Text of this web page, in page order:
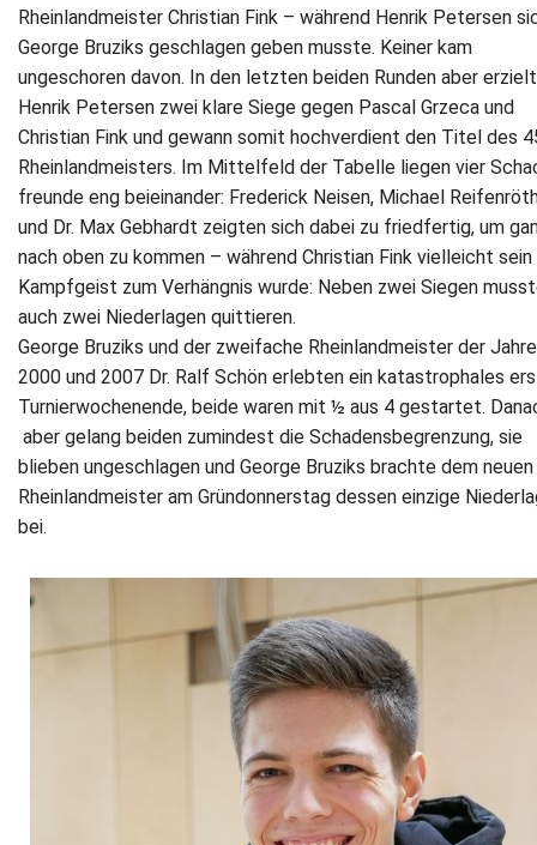
Rheinlandmeister Christian Fink – während Henrik Petersen
George Bruziks geschlagen geben musste. Keiner kam
ungeschoren davon. In den letzten beiden Runden aber
Henrik Petersen zwei klare Siege gegen Pascal Grzeca und
Christian Fink und gewann somit hochverdient den Titel des
Rheinlandmeisters. Im Mittelfeld der Tabelle liegen vier
freunde eng beieinander: Frederick Neisen, Michael
und Dr. Max Gebhardt zeigten sich dabei zu friedfertig, um
nach oben zu kommen – während Christian Fink vielleicht sein
Kampfgeist zum Verhängnis wurde: Neben zwei Siegen
auch zwei Niederlagen quittieren.
George Bruziks und der zweifache Rheinlandmeister der Jahre
2000 und 2007 Dr. Ralf Schön erlebten ein katastrophales
Turnierwochenende, beide waren mit ½ aus 4 gestartet.
aber gelang beiden zumindest die Schadensbegrenzung, sie
blieben ungeschlagen und George Bruziks brachte dem neuen
Rheinlandmeister am Gründonnerstag dessen einzige
bei.